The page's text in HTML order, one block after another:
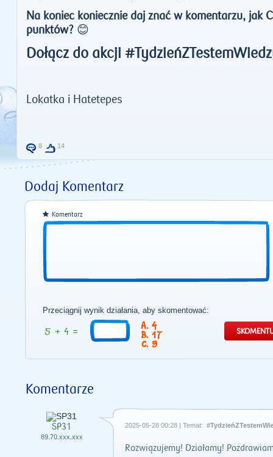
Na koniec koniecznie daj znać w komentarzu, jak
punktów? 😊
Dołącz do akcji
Lokatka i Hatetepes
8 14
Dodaj Komentarz
Komentarz
Przeciągnij wynik działania, aby skomentować:
4
17
9
Komentarze
SP31
89.70.xxx.xxx
2025-05-28 00:28 | Temat:
Rozwiązujemy! Działamy!